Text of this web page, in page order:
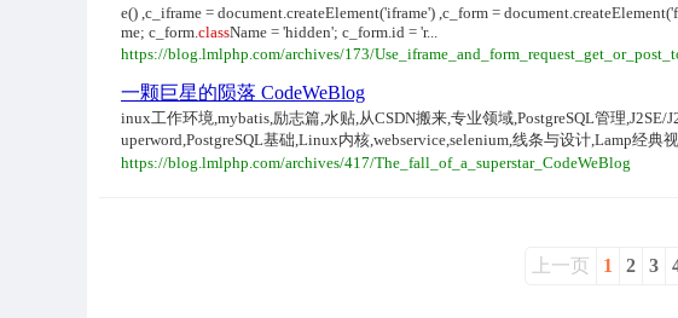
e() ,c_iframe = document.createElement('iframe') ,c_form =
me; c_form.className = 'hidden'; c_form.id = 'r...
https://blog.lmlphp.com/archives/173/
一颗巨星的陨落 CodeWeBlog
inux工作环境,mybatis,励志篇,水贴,从CSDN搬来,专业领域,PostgreSQL管理
uperword,PostgreSQL基础,Linux内核,webservice,selenium,线条与设计,Lamp经
https://blog.lmlphp.com/archives/417/The_fall_of_a_superstar_CodeWeBlog
上一页 1 2 3